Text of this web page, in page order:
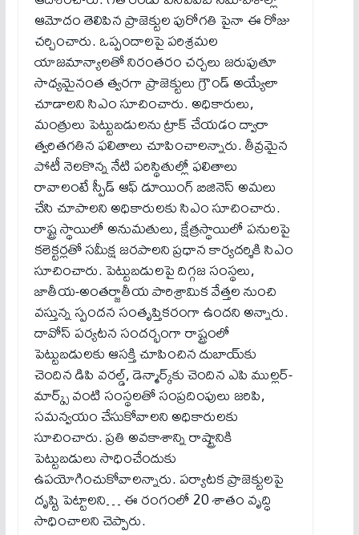
ఆమోదం తెలిపిన ప్రాజెక్టుల పురోగతి పైనా ఈ రోజు
చర్చించారు. ఒప్పందాలపై పరిశ్రమల
యాజమాన్యాలతో నిరంతరం చర్చలు జరుపుతూ
సాధ్యమైనంత త్వరగా ప్రాజెక్టులు గ్రౌండ్ అయ్యేలా
చూడాలని సిఎం సూచించారు. అధికారులు,
మంత్రులు పెట్టుబడులను ట్రాక్ చేయడం ద్వారా
త్వరితగతిన ఫలితాలు చూపించాలన్నారు. తీవ్రమైన
పోటీ నెలకొన్న నేటి పరిస్థితుల్లో ఫలితాలు
రావాలంటే స్పీడ్ ఆఫ్ డూయింగ్ బిజినెస్ అమలు
చేసి చూపాలని అధికారులకు సిఎం సూచించారు.
రాష్ట్ర స్థాయిలో అనుమతులు, క్షేత్రస్థాయిలో పనులపై
కలెక్టర్లతో సమీక్ష జరపాలని ప్రధాన కార్యదర్శికి సిఎం
సూచించారు. పెట్టుబడులపై దిగ్గజ సంస్థలు,
జాతీయ-అంతర్జాతీయ పారిశ్రామిక వేత్తల నుంచి
వస్తున్న స్పందన సంతృప్తికరంగా ఉందని అన్నారు.
దావోస్ పర్యటన సందర్భంగా రాష్ట్రంలో
పెట్టుబడులకు ఆసక్తి చూపించిన దుబాయ్‌కు
చెందిన డిపి వరల్డ్, డెన్మార్క్‌కు చెందిన ఎపి ముల్లర్-
మార్క్స్ వంటి సంస్థలతో సంప్రదింపులు జరిపి,
సమన్వయం చేసుకోవాలని అధికారులకు
సూచించారు. ప్రతి అవకాశాన్ని రాష్ట్రానికి
పెట్టుబడులు సాధించేందుకు
ఉపయోగించుకోవాలన్నారు. పర్యాటక ప్రాజెక్టులపై
దృష్టి పెట్టాలని… ఈ రంగంలో 20 శాతం వృద్ధి
సాధించాలని చెప్పారు.